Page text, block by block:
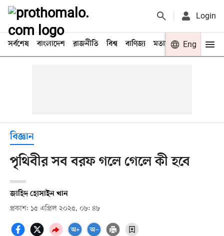
Login
সর্বশেষ বাংলাদেশ রাজনীতি বিশ্ব বাণিজ্য মতামত খেলা
Eng
বিজ্ঞান
পৃথিবীর সব বরফ গলে গেলে কী হবে
জাহিদ হোসাইন খান
প্রকাশ: ১৫ এপ্রিল ২০২৫, ০৮: ৪৮